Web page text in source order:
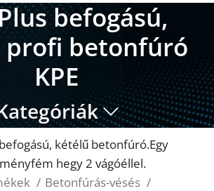
befogású,
profi betonfúró
KPE
befogású, kétélű betonfúró.Egy
hegy 2 vágóéllel.
Betonfúrás-vésés